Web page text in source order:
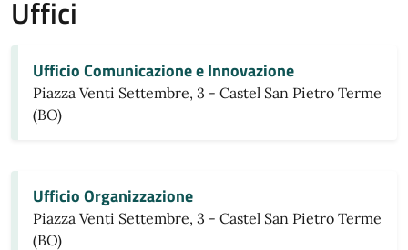
Uffici
Ufficio Comunicazione e Innovazione
Piazza Venti Settembre, 3 - Castel San Pietro Terme
(BO)
Ufficio Organizzazione
Piazza Venti Settembre, 3 - Castel San Pietro Terme
(BO)